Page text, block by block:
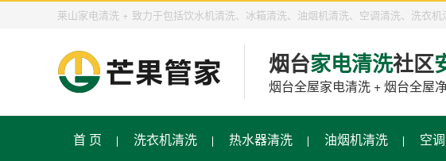
莱山家电清洗 + 致力于包括饮水机清洗、冰箱清洗、油烟机清洗、空调清洗、洗衣
烟台家电清洗社区
烟台全屋家电清洗 +烟台全屋
首 页 洗衣机清洗 热水器清洗 油烟机清洗 空